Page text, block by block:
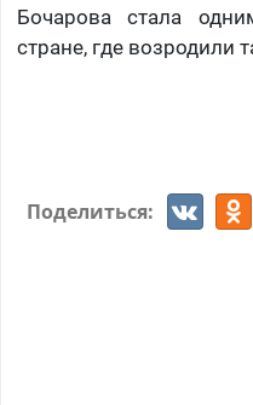
Бочарова стала
стране, где возродили
Поделиться: